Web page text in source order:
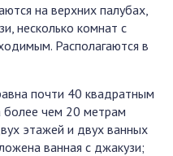
на верхних палубах,
несколько комнат с
Располагаются в
почти 40 квадратным
более чем 20 метрам
этажей и двух ванных
ванная с джакузи;